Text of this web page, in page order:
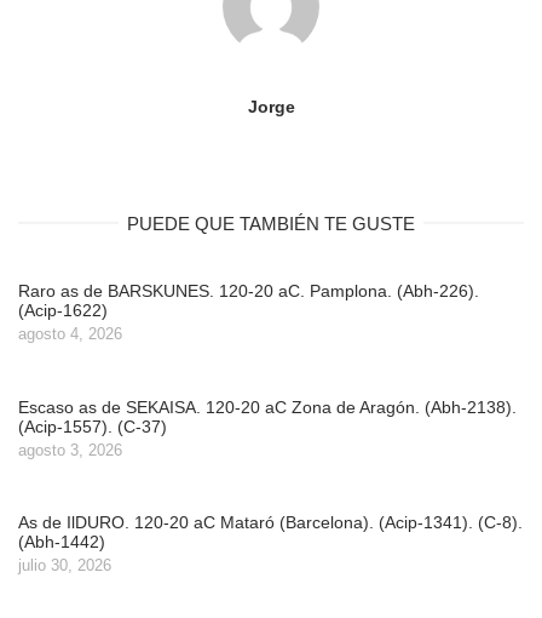
Jorge
PUEDE QUE TAMBIÉN TE GUSTE
Raro as de BARSKUNES. 120-20 aC. Pamplona. (Abh-226).
(Acip-1622)
agosto 4, 2026
Escaso as de SEKAISA. 120-20 aC Zona de Aragón. (Abh-2138).
(Acip-1557). (C-37)
agosto 3, 2026
As de IlDURO. 120-20 aC Mataró (Barcelona). (Acip-1341). (C-8).
(Abh-1442)
julio 30, 2026